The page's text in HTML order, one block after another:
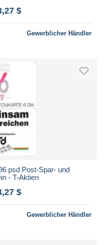
$
Gewerblicher Händler
psd Post-Spar- und
- T-Aktien
$
Gewerblicher Händler